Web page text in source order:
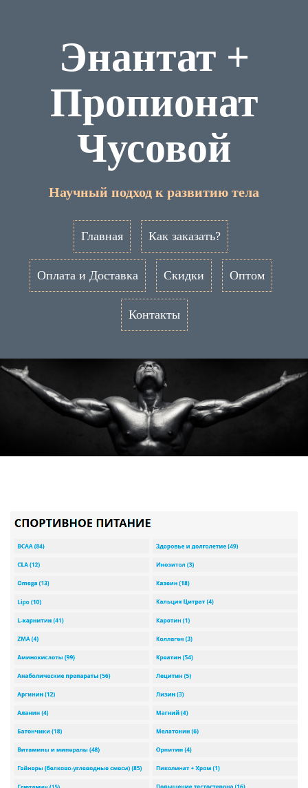
Энантат +
Пропионат
Чусовой
Научный подход к развитию тела
Главная Как заказать?
Оплата и Доставка Скидки Оптом
Контакты